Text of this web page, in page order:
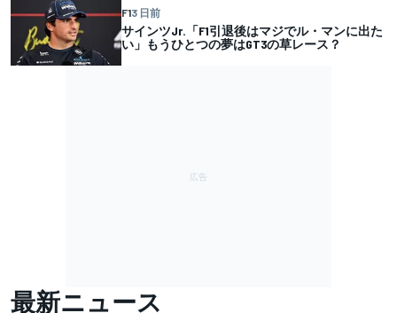
F13 日前
サインツJr.「F1引退後はマジでル・マンに出た
い」もうひとつの夢はGT3の草レース？
最新ニュース